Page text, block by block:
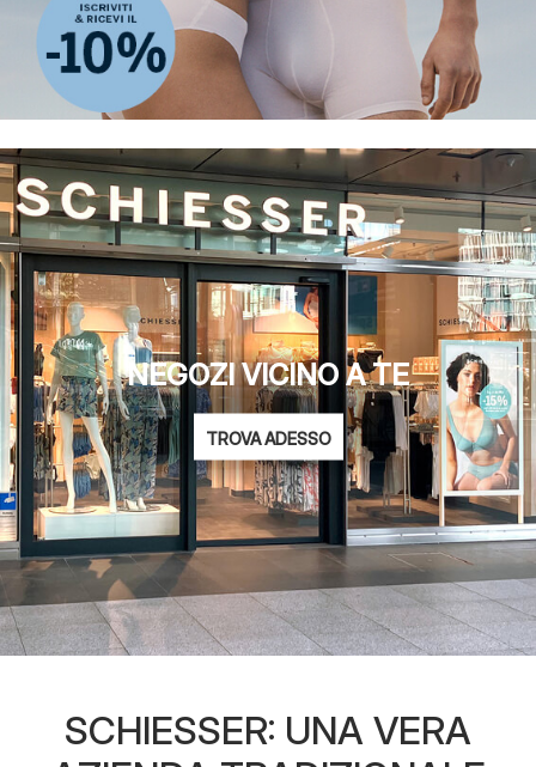
informativa sulla privacy
NEGOZI VICINO A TE
TROVA ADESSO
SCHIESSER: UNA VERA